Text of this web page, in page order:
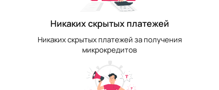
Никаких скрытых платежей
Никаких скрытых платежей за получения
микрокредитов